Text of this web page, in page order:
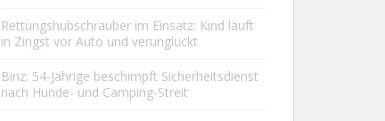
Rettungshubschrauber im Einsatz: Kind läuft
in Zingst vor Auto und verunglückt
Binz: 54-Jährige beschimpft Sicherheitsdienst
nach Hunde- und Camping-Streit